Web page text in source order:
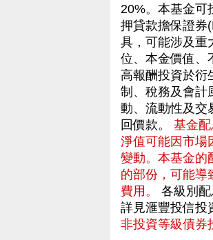
20%。本基金可
押貸款擔保證券
具，可能涉及重
位、本金價值、
高報酬投資於衍
制、稅務及會計
動、流動性及交
回價款。 基金
淨值可能因市場
變動。本基金的
的部份，可能導
費用。
各級別
詳見滙豐投信投
非投資等級債券